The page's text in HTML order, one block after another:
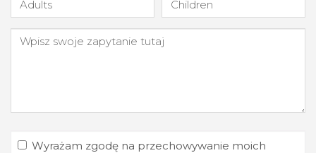
Wyrażam zgodę na przechowywanie moich